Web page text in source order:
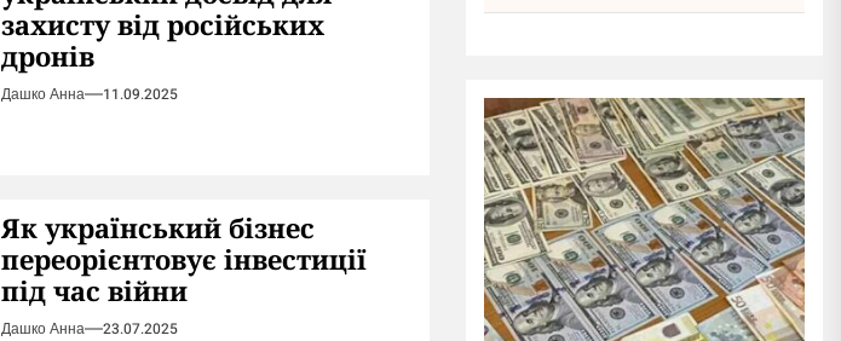
захисту від російських
дронів
Дашко Анна 11.09.2025
Як український бізнес
переорієнтовує інвестиції
під час війни
Дашко Анна 23.07.2025